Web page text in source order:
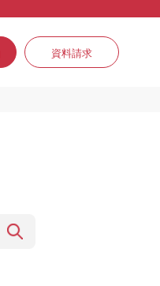
資料請求